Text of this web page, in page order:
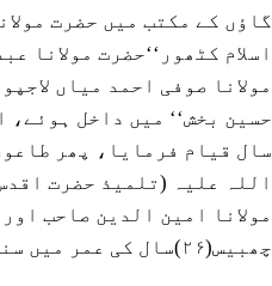
گاؤں کے مکتب میں حضرت
اسلام کٹھور‘‘حضرت مولانا
مولانا صوفی احمد میاں
حسین بخش‘‘ میں داخل
سال قیام فرمایا، پھر
اللہ علیہ (تلمیذ حضرت
مولانا امین الدین صاحب
چھبیس(۲۶)سال کی عمر میں سندِ فراغت حاصل کی۔